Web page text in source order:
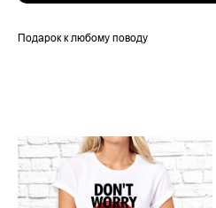
Подарок к любому поводу